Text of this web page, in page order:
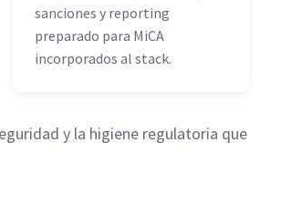
sanciones y reporting
preparado para MiCA
incorporados al stack.
y la higiene regulatoria que